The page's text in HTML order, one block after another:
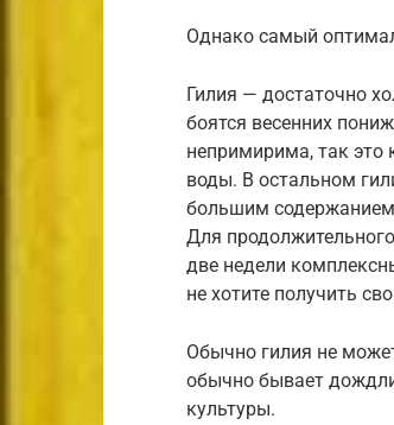
Однако самый
Гилия — достаточно
боятся весенних
непримирима, так
воды. В остальном
большим содержанием
Для
две недели
не хотите получить
Обычно гилия не
обычно бывает
культуры.